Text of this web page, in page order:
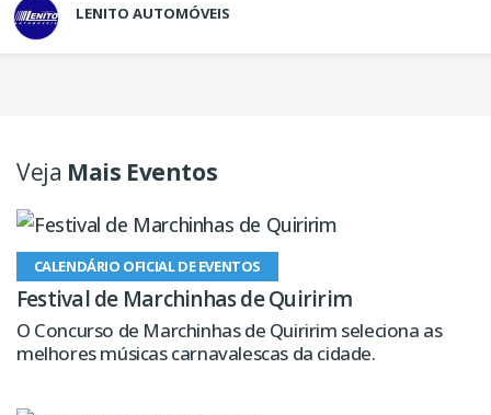
LENITO AUTOMÓVEIS
Veja Mais Eventos
CALENDÁRIO OFICIAL DE EVENTOS
Festival de Marchinhas de Quiririm
O Concurso de Marchinhas de Quiririm seleciona as
melhores músicas carnavalescas da cidade.